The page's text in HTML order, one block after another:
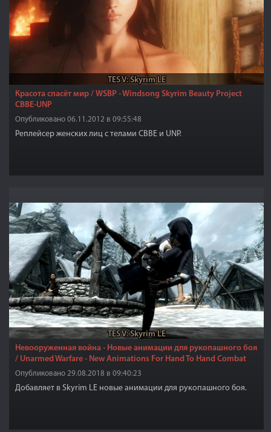
TES V: Skyrim LE
Красота спасёт мир / WSBP - Windsong Skyrim Beauty Project
CBBE-UNP
Опубликовано 06.11.2012 в 09:55:48
Реплейсер женских лиц с телами CBBE и UNP.
TES V: Skyrim LE
Невооруженная война - Новые анимации для рукопашного боя
/ Unarmed Warfare - New Animations For Hand To Hand Combat
Опубликовано 29.08.2018 в 09:40:23
Добавляет в Skyrim LE новые анимации для рукопашного боя.